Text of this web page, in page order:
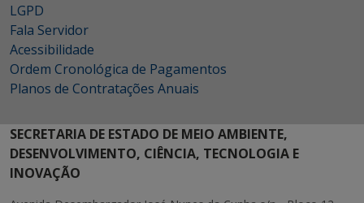
LGPD
Fala Servidor
Acessibilidade
Ordem Cronológica de Pagamentos
Planos de Contratações Anuais
SECRETARIA DE ESTADO DE MEIO AMBIENTE,
DESENVOLVIMENTO, CIÊNCIA, TECNOLOGIA E
INOVAÇÃO